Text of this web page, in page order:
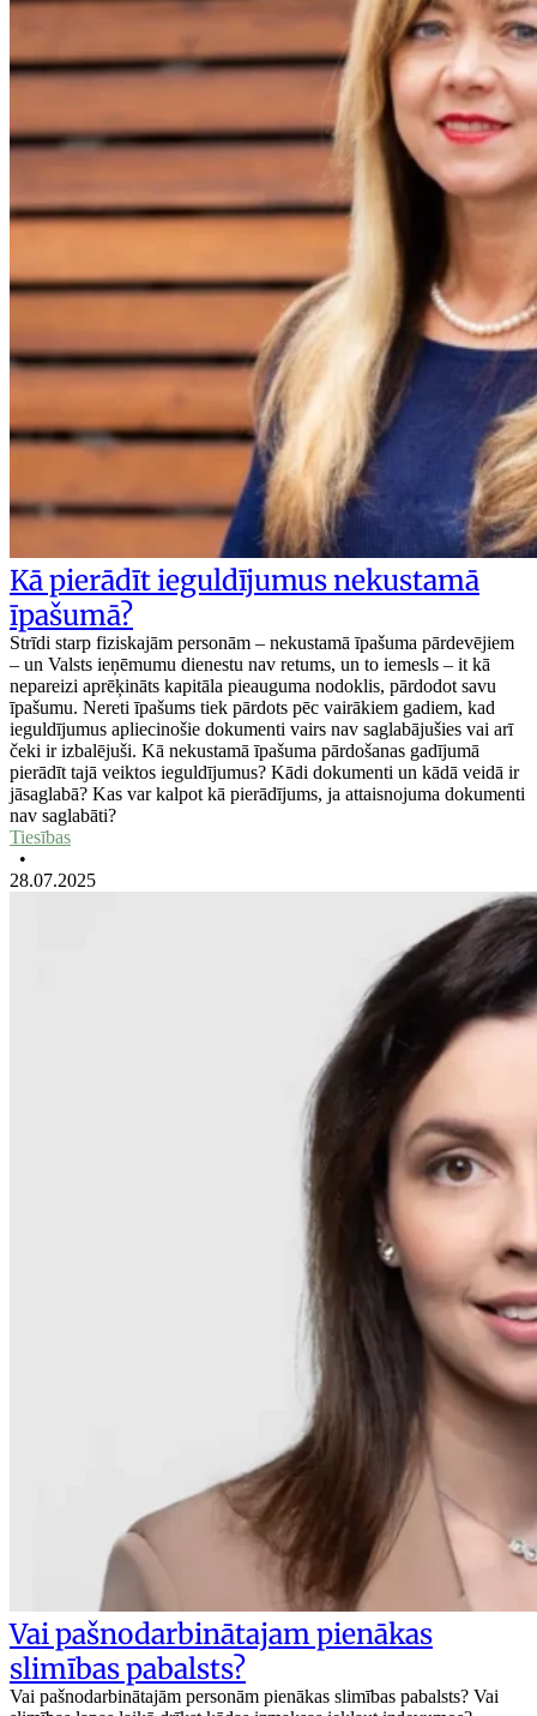
Kā pierādīt ieguldījumus nekustamā
īpašumā?
Strīdi starp fiziskajām personām – nekustamā īpašuma pārdevējiem
– un Valsts ieņēmumu dienestu nav retums, un to iemesls – it kā
nepareizi aprēķināts kapitāla pieauguma nodoklis, pārdodot savu
īpašumu. Nereti īpašums tiek pārdots pēc vairākiem gadiem, kad
ieguldījumus apliecinošie dokumenti vairs nav saglabājušies vai arī
čeki ir izbalējuši. Kā nekustamā īpašuma pārdošanas gadījumā
pierādīt tajā veiktos ieguldījumus? Kādi dokumenti un kādā veidā ir
jāsaglabā? Kas var kalpot kā pierādījums, ja attaisnojuma dokumenti
nav saglabāti?
Tiesības
•
28.07.2025
Vai pašnodarbinātajam pienākas
slimības pabalsts?
Vai pašnodarbinātajām personām pienākas slimības pabalsts? Vai